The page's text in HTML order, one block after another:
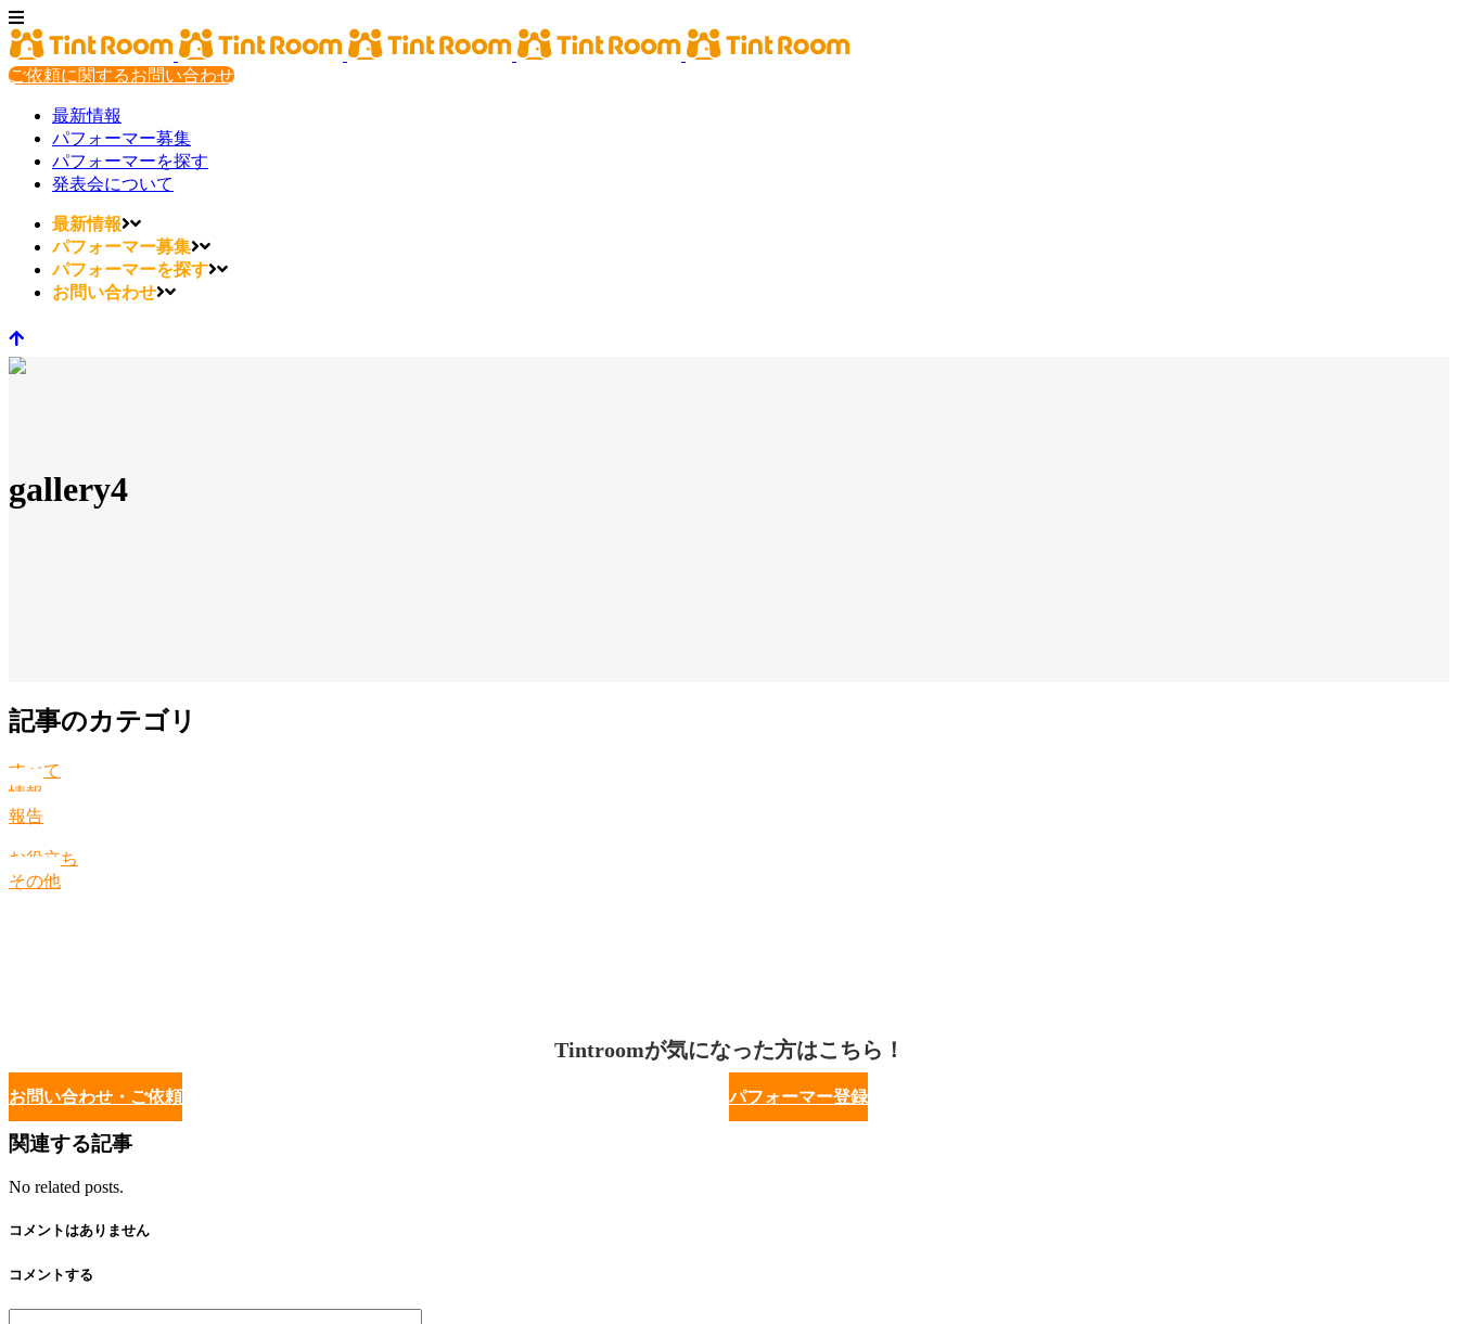
ご依頼に関するお問い合わせ
最新情報
パフォーマー募集
パフォーマーを探す
発表会について
最新情報
パフォーマー募集
パフォーマーを探す
お問い合わせ
gallery4
記事のカテゴリ
すべて
情報
報告
お役立ち
その他
Tintroomが気になった方はこちら！
お問い合わせ・ご依頼 パフォーマー登録
関連する記事
No related posts.
コメントはありません
コメントする